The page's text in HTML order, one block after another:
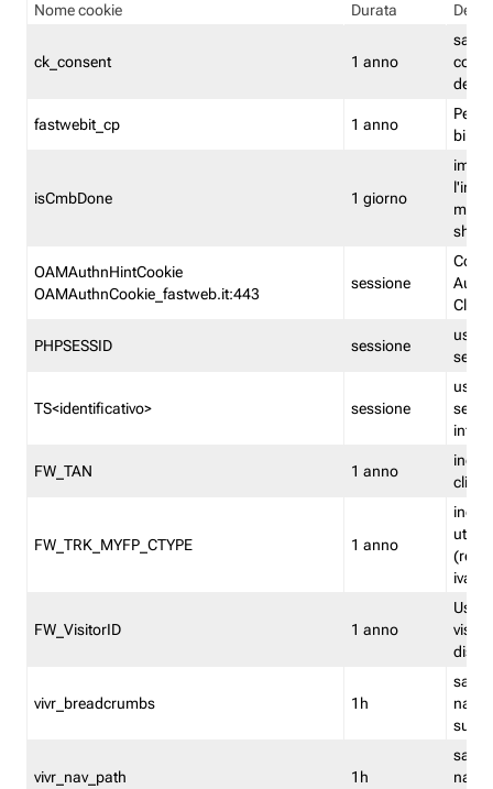
Nome cookie Durata
ck_consent 1 anno
salva
dei
fastwebit_cp 1 anno
isCmbDone 1 giorno
shp
OAMAuthnHintCookie
OAMAuthnCookie_fastweb.it:443
sessione
PHPSESSID sessione
TS<identificativo> sessione
FW_TAN 1 anno
FW_TRK_MYFP_CTYPE 1 anno
iva/
FW_VisitorID 1 anno
vivr_breadcrumbs 1h
salva
su
vivr_nav_path 1h
salva